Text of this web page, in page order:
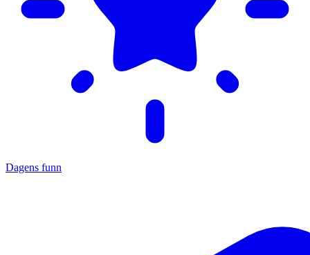
Dagens funn